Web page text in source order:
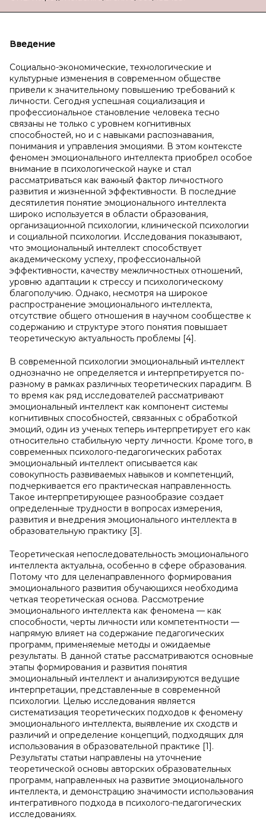
Введение
Социально-экономические, технологические и
культурные изменения в современном обществе
привели к значительному повышению требований к
личности. Сегодня успешная социализация и
профессиональное становление человека тесно
связаны не только с уровнем когнитивных
способностей, но и с навыками распознавания,
понимания и управления эмоциями. В этом контексте
феномен эмоционального интеллекта приобрел особое
внимание в психологической науке и стал
рассматриваться как важный фактор личностного
развития и жизненной эффективности. В последние
десятилетия понятие эмоционального интеллекта
широко используется в области образования,
организационной психологии, клинической психологии
и социальной психологии. Исследования показывают,
что эмоциональный интеллект способствует
академическому успеху, профессиональной
эффективности, качеству межличностных отношений,
уровню адаптации к стрессу и психологическому
благополучию. Однако, несмотря на широкое
распространение эмоционального интеллекта,
отсутствие общего отношения в научном сообществе к
содержанию и структуре этого понятия повышает
теоретическую актуальность проблемы [4].
В современной психологии эмоциональный интеллект
однозначно не определяется и интерпретируется по-
разному в рамках различных теоретических парадигм. В
то время как ряд исследователей рассматривают
эмоциональный интеллект как компонент системы
когнитивных способностей, связанных с обработкой
эмоций, один из ученых теперь интерпретирует его как
относительно стабильную черту личности. Кроме того, в
современных психолого-педагогических работах
эмоциональный интеллект описывается как
совокупность развиваемых навыков и компетенций,
подчеркивается его практическая направленность.
Такое интерпретирующее разнообразие создает
определенные трудности в вопросах измерения,
развития и внедрения эмоционального интеллекта в
образовательную практику [3].
Теоретическая непоследовательность эмоционального
интеллекта актуальна, особенно в сфере образования.
Потому что для целенаправленного формирования
эмоционального развития обучающихся необходима
четкая теоретическая основа. Рассмотрение
эмоционального интеллекта как феномена — как
способности, черты личности или компетентности —
напрямую влияет на содержание педагогических
программ, применяемые методы и ожидаемые
результаты. В данной статье рассматриваются основные
этапы формирования и развития понятия
эмоциональный интеллект и анализируются ведущие
интерпретации, представленные в современной
психологии. Целью исследования является
систематизация теоретических подходов к феномену
эмоционального интеллекта, выявление их сходств и
различий и определение концепций, подходящих для
использования в образовательной практике [1].
Результаты статьи направлены на уточнение
теоретической основы авторских образовательных
программ, направленных на развитие эмоционального
интеллекта, и демонстрацию значимости использования
интегративного подхода в психолого-педагогических
исследованиях.